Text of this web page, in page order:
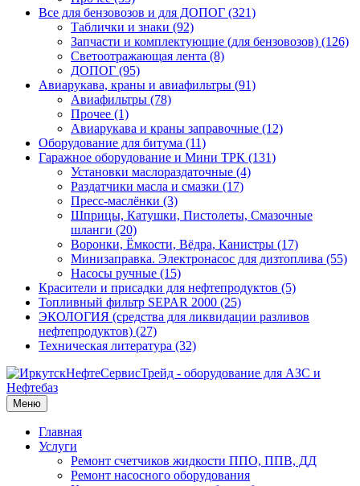
Все для бензовозов и для ДОПОГ (321)
Таблички и знаки (92)
Запчасти и комплектующие (для бензовозов) (126)
Светоотражающая лента (8)
ДОПОГ (95)
Авиарукава, краны и авиафильтры (91)
Авиафильтры (78)
Прочее (1)
Авиарукава и краны заправочные (12)
Оборудование для битума (11)
Гаражное оборудование и Мини ТРК (131)
Установки маслораздаточные (4)
Раздатчики масла и смазки (17)
Пресс-маслёнки (3)
Шприцы, Катушки, Пистолеты, Смазочные
шланги (20)
Воронки, Ёмкости, Вёдра, Канистры (17)
Минизаправка. Электронасос для дизтоплива (55)
Насосы ручные (15)
Красители и присадки для нефтепродуктов (5)
Топливный фильтр SEPAR 2000 (25)
ЭКОЛОГИЯ (средства для ликвидации разливов
нефтепродуктов) (27)
Техническая литература (32)
Меню
Главная
Услуги
Ремонт счетчиков жидкости ППО, ППВ, ДД
Ремонт насосного оборудования